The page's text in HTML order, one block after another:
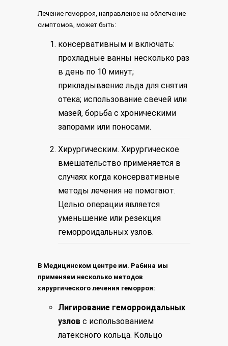
Лечение геморроя, направленое на облегчение
симптомов, может быть:
консервативным и включать:
прохладные ванны несколько раз
в день по 10 минут;
прикладываение льда для снятия
отека; использование свечей или
мазей, борьба с хроническими
запорами или поносами.
Хирургическим. Хирургическое
вмешательство применяется в
случаях когда консервативные
методы лечения не помогают.
Целью операции является
уменьшение или резекция
геморроидальных узлов.
В Медицинском центре им. Рабина мы
применяем несколько методов
хирургического лечения геморроя:
Лигирование геморроидальных
узлов с использованием
латексного кольца. Кольцо